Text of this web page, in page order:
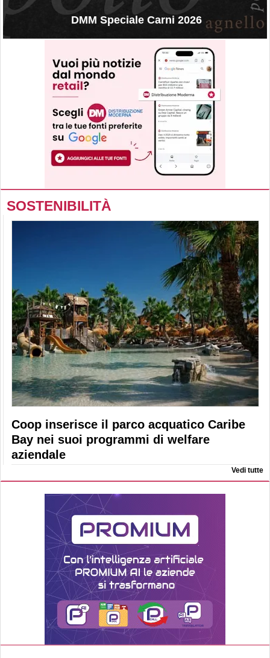
DMM Speciale Carni 2026
SOSTENIBILITÀ
Coop inserisce il parco acquatico Caribe
Bay nei suoi programmi di welfare
aziendale
Vedi tutte